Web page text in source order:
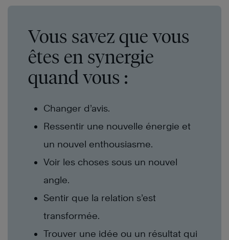
Vous savez que vous
êtes en synergie
quand vous :
Changer d’avis.
Ressentir une nouvelle énergie et
un nouvel enthousiasme.
Voir les choses sous un nouvel
angle.
Sentir que la relation s’est
transformée.
Trouver une idée ou un résultat qui